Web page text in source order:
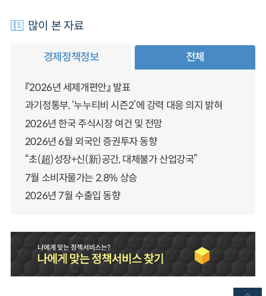
많이 본 자료
경제정책정보 전체
『2026년 세제개편안』 발표
과기정통부, ‘누누티비 시즌2’에 강력 대응 의지 밝혀
2026년 한국 주식시장 여건 및 전망
2026년 6월 외국인 증권투자 동향
“초(超)성장+신(新)공간, 대체불가 산업강국”
7월 소비자물가는 2.8% 상승
2026년 7월 수출입 동향